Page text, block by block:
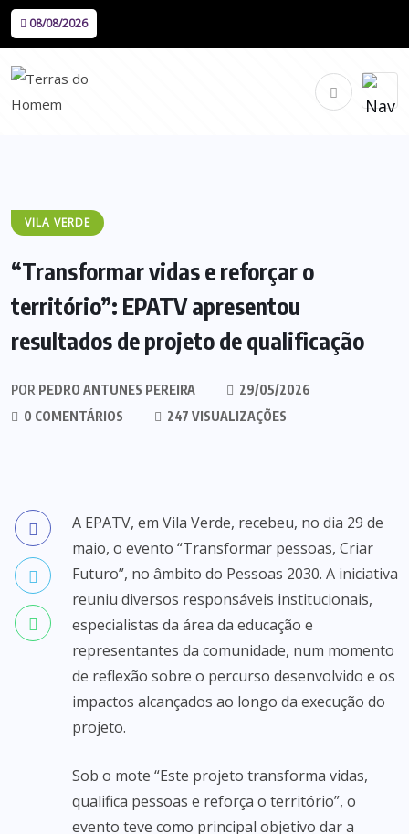
08/08/2026
VILA VERDE
“Transformar vidas e reforçar o
território”: EPATV apresentou
resultados de projeto de qualificação
POR PEDRO ANTUNES PEREIRA
29/05/2026
0 COMENTÁRIOS
247 VISUALIZAÇÕES
A EPATV, em Vila Verde, recebeu, no dia 29 de
maio, o evento “Transformar pessoas, Criar
Futuro”, no âmbito do Pessoas 2030. A iniciativa
reuniu diversos responsáveis institucionais,
especialistas da área da educação e
representantes da comunidade, num momento
de reflexão sobre o percurso desenvolvido e os
impactos alcançados ao longo da execução do
projeto.
Sob o mote “Este projeto transforma vidas,
qualifica pessoas e reforça o território”, o
evento teve como principal objetivo dar a